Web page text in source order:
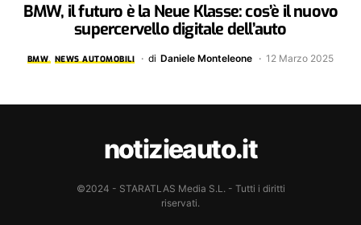
BMW, il futuro è la Neue Klasse: cos’è il nuovo
supercervello digitale dell’auto
BMW NEWS AUTOMOBILI di Daniele Monteleone 12 Marzo 2025
notizieauto.it
©2024 - STARATLAS Media S.L. - Tutti i diritti
riservati.